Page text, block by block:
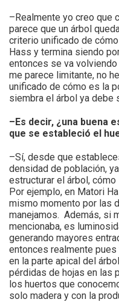
–Realmente yo creo que
parece que un árbol
criterio unificado de
Hass y termina siendo
entonces se va
me parece limitante, no
unificado de cómo es la
siembra el árbol ya debe
–Es decir, ¿una buena
que se estableció el
–Sí, desde que
densidad de población,
estructurar el árbol,
Por ejemplo, en Matori
mismo momento por las
manejamos. Además, si
mencionaba, es
generando mayores
entonces realmente
en la parte apical del
pérdidas de hojas en las
los huertos que
solo madera y con la